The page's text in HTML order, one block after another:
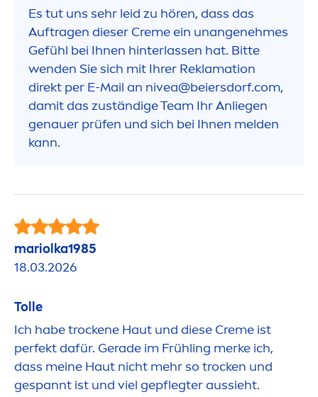
Es tut uns sehr leid zu hören, dass das
Auftragen dieser Cremeein unangenehmes
Gefühl bei Ihnen hinterlassen hat. Bitte
wenden Sie sich mit Ihrer Reklamation
direkt per E-Mail an nivea@beiersdorf.com,
damit das zuständige Team Ihr Anliegen
genauer prüfen und sich bei Ihnen melden
kann.
mariolka1985
18.03.2026
Tolle
Ich habe trockene Haut und diese Creme ist
perfekt dafür. Gerade im Frühling merke ich,
dass meine Haut nicht mehr so ​​trocken und
gespannt ist und viel gepflegter aussieht.